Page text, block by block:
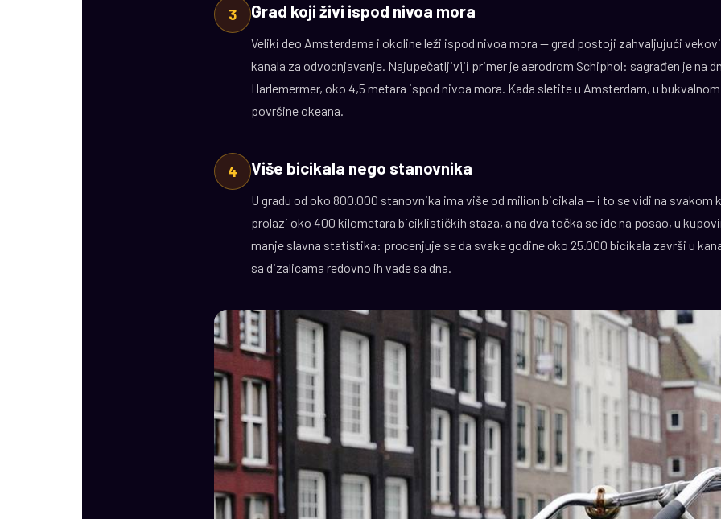
3 Grad koji živi ispod nivoa mora
Veliki deo Amsterdama i okoline leži ispod nivoa mora — grad postoji zahvaljujući
kanala za odvodnjavanje. Najupečatljiviji primer je aerodrom Schiphol: sagrađen je na
Harlemermer, oko 4,5 metara ispod nivoa mora. Kada sletite u Amsterdam, u
površine okeana.
4 Više bicikala nego stanovnika
U gradu od oko 800.000 stanovnika ima više od milion bicikala — i to se vidi na svakom
prolazi oko 400 kilometara biciklističkih staza, a na dva točka se ide na posao, u
manje slavna statistika: procenjuje se da svake godine oko 25.000 bicikala završi u
sa dizalicama redovno ih vade sa dna.